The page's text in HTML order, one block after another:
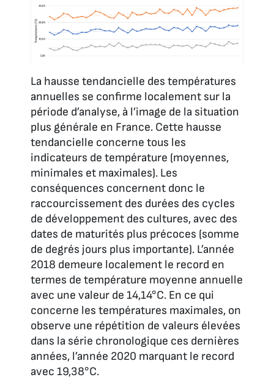
La hausse tendancielle des températures
annuelles se confirme localement sur la
période d’analyse, à l’image de la situation
plus générale en France. Cette hausse
tendancielle concerne tous les
indicateurs de température (moyennes,
minimales et maximales). Les
conséquences concernent donc le
raccourcissement des durées des cycles
de développement des cultures, avec des
dates de maturités plus précoces (somme
de degrés jours plus importante). L’année
2018 demeure localement le record en
termes de température moyenne annuelle
avec une valeur de 14,14°C. En ce qui
concerne les températures maximales, on
observe une répétition de valeurs élevées
dans la série chronologique ces dernières
années, l’année 2020 marquant le record
avec 19,38°C.